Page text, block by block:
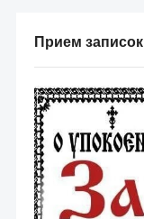
Прием записок